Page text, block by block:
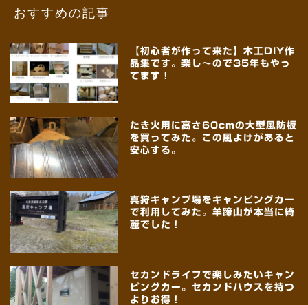
おすすめの記事
【初心者が作って来た】木工DIY作
品集です。楽し～ので35年もやっ
てます！
たき火用に高さ60cmの大型風防板
を買ってみた。この風よけがあると
安心する。
真狩キャンプ場をキャンピングカー
で利用してみた。羊蹄山が本当に綺
麗でした！
セカンドライフで楽しみたいキャン
ピングカー。セカンドハウスを持つ
よりお得！